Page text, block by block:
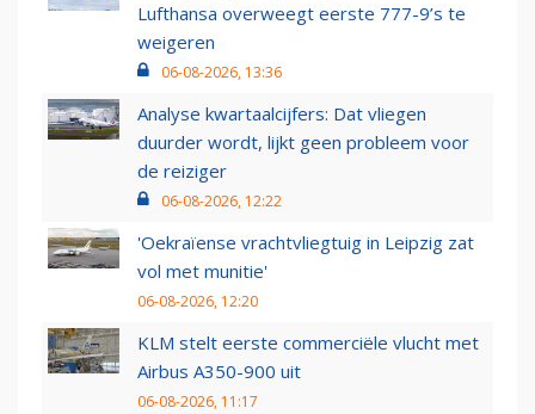
Lufthansa overweegt eerste 777-9’s te
weigeren
06-08-2026, 13:36
Analyse kwartaalcijfers: Dat vliegen
duurder wordt, lijkt geen probleem voor
de reiziger
06-08-2026, 12:22
'Oekraïense vrachtvliegtuig in Leipzig zat
vol met munitie'
06-08-2026, 12:20
KLM stelt eerste commerciële vlucht met
Airbus A350-900 uit
06-08-2026, 11:17